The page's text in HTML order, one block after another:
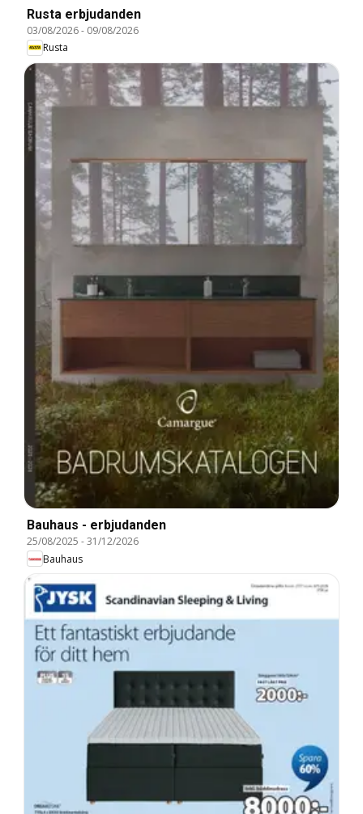
Rusta erbjudanden
03/08/2026- 09/08/2026
Rusta
Bauhaus - erbjudanden
25/08/2025 -31/12/2026
Bauhaus